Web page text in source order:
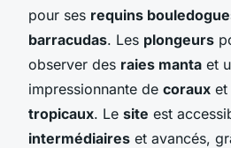
pour ses requins
barracudas. Les plongeurs
observer des raies manta et
impressionnante de coraux et
tropicaux. Le site est
intermédiaires et avancés,